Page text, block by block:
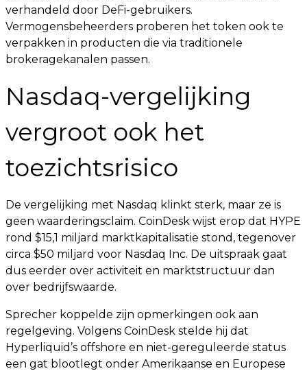
verhandeld door DeFi-gebruikers.
Vermogensbeheerders proberen het token ook te
verpakken in producten die via traditionele
brokeragekanalen passen.
Nasdaq-vergelijking
vergroot ook het
toezichtsrisico
De vergelijking met Nasdaq klinkt sterk, maar ze is
geen waarderingsclaim. CoinDesk wijst erop dat HYPE
rond $15,1 miljard marktkapitalisatie stond, tegenover
circa $50 miljard voor Nasdaq Inc. De uitspraak gaat
dus eerder over activiteit en marktstructuur dan
over bedrijfswaarde.
Sprecher koppelde zijn opmerkingen ook aan
regelgeving. Volgens CoinDesk stelde hij dat
Hyperliquid’s offshore en niet-gereguleerde status
een gat blootlegt onder Amerikaanse en Europese